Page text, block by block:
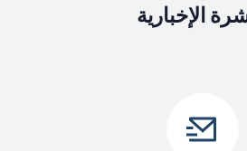
الإخبارية